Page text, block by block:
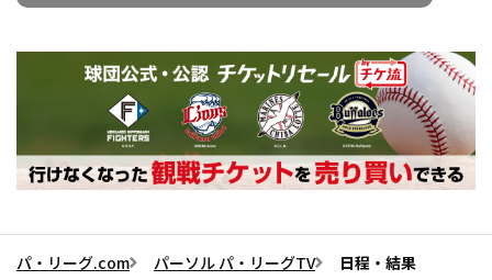
パ・リーグ.com パーソル パ・リーグTV 日程・結果